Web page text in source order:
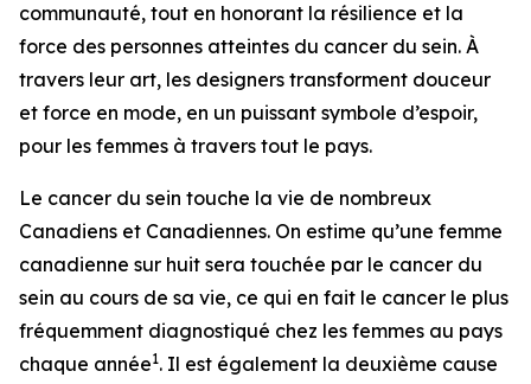
communauté, tout en honorant la résilience et la
force des personnes atteintes du cancer du sein. À
travers leur art, les designers transforment douceur
et force en mode, en un puissant symbole d’espoir,
pour les femmes à travers tout le pays.
Le cancer du sein touche la vie de nombreux
Canadiens et Canadiennes. On estime qu’une femme
canadienne sur huit sera touchée par le cancer du
sein au cours de sa vie, ce qui en fait le cancer le plus
fréquemment diagnostiqué chez les femmes au pays
chaque année1. Il est également la deuxième cause